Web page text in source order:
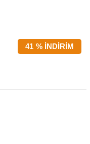
%
41 İNDIRIM